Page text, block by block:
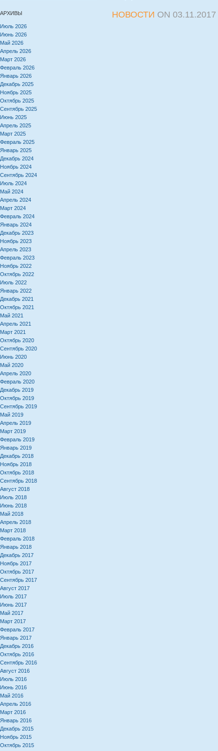
АРХИВЫ
Июль 2026
Июнь 2026
Май 2026
Апрель 2026
Март 2026
Февраль 2026
Январь 2026
Декабрь 2025
Ноябрь 2025
Октябрь 2025
Сентябрь 2025
Июнь 2025
Апрель 2025
Март 2025
Февраль 2025
Январь 2025
Декабрь 2024
Ноябрь 2024
Сентябрь 2024
Июль 2024
Май 2024
Апрель 2024
Март 2024
Февраль 2024
Январь 2024
Декабрь 2023
Ноябрь 2023
Апрель 2023
Февраль 2023
Ноябрь 2022
Октябрь 2022
Июль 2022
Январь 2022
Декабрь 2021
Октябрь 2021
Май 2021
Апрель 2021
Март 2021
Октябрь 2020
Сентябрь 2020
Июнь 2020
Май 2020
Апрель 2020
Февраль 2020
Декабрь 2019
Октябрь 2019
Сентябрь 2019
Май 2019
Апрель 2019
Март 2019
Февраль 2019
Январь 2019
Декабрь 2018
Ноябрь 2018
Октябрь 2018
Сентябрь 2018
Август 2018
Июль 2018
Июнь 2018
Май 2018
Апрель 2018
Март 2018
Февраль 2018
Январь 2018
Декабрь 2017
Ноябрь 2017
Октябрь 2017
Сентябрь 2017
Август 2017
Июль 2017
Июнь 2017
Май 2017
Март 2017
Февраль 2017
Январь 2017
Декабрь 2016
Октябрь 2016
Сентябрь 2016
Август 2016
Июль 2016
Июнь 2016
Май 2016
Апрель 2016
Март 2016
Январь 2016
Декабрь 2015
Ноябрь 2015
Октябрь 2015
НОВОСТИ ON 03.11.2017